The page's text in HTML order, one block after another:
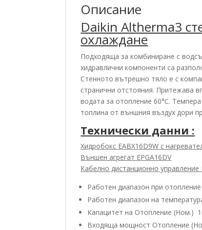
Описание
Daikin Altherma3
охлаждане
Подходяща за комбиниране с
хидравлични компоненти са
Стенното вътрешно тяло е с
странични отстояния. Притежава
водата за отопление 60°С.
топлина от външния въздух дори
Технически данни :
Хидробокс EABX16D9W с
Външен агрегат EPGA16DV
Кабелно дистанционно управление
Работен диапазон при
Работен диапазон на
Капацитет на Отопление (Ном.)
Входяща мощност Отопление